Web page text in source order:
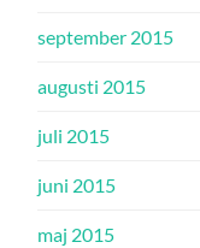
september 2015
augusti 2015
juli 2015
juni 2015
maj 2015